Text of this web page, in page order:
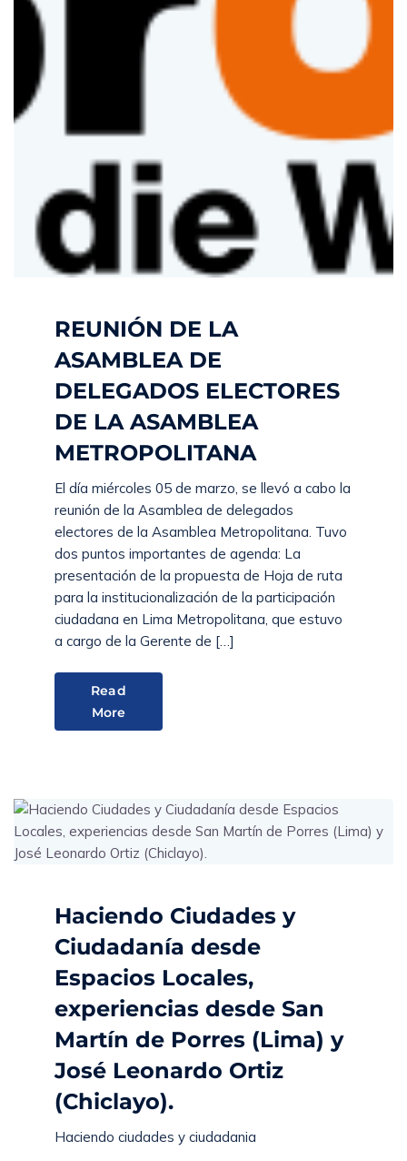
REUNIÓN DE LA
ASAMBLEA DE
DELEGADOS ELECTORES
DE LA ASAMBLEA
METROPOLITANA
El día miércoles 05 de marzo, se llevó a cabo la
reunión de la Asamblea de delegados
electores de la Asamblea Metropolitana. Tuvo
dos puntos importantes de agenda: La
presentación de la propuesta de Hoja de ruta
para la institucionalización de la participación
ciudadana en Lima Metropolitana, que estuvo
a cargo de la Gerente de […]
Read
More
Haciendo Ciudades y
Ciudadanía desde
Espacios Locales,
experiencias desde San
Martín de Porres (Lima) y
José Leonardo Ortiz
(Chiclayo).
Haciendo ciudades y ciudadania